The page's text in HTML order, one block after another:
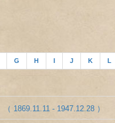
G H I J K L
（ 1869.11.11 - 1947.12.28 ）